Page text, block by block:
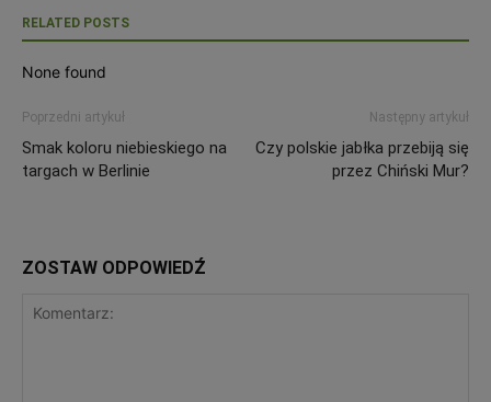
RELATED POSTS
None found
Poprzedni artykuł
Smak koloru niebieskiego na
targach w Berlinie
Następny artykuł
Czy polskie jabłka przebiją się
przez Chiński Mur?
ZOSTAW ODPOWIEDŹ